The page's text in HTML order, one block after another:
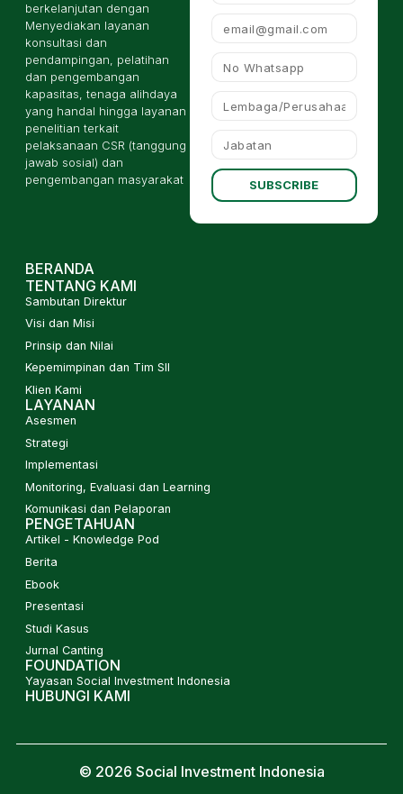
berkelanjutan dengan
Menyediakan layanan
konsultasi dan
pendampingan, pelatihan
dan pengembangan
kapasitas, tenaga alihdaya
yang handal hingga layanan
penelitian terkait
pelaksanaan CSR (tanggung
jawab sosial) dan
pengembangan masyarakat
SUBSCRIBE
BERANDA
TENTANG KAMI
Sambutan Direktur
Visi dan Misi
Prinsip dan Nilai
Kepemimpinan dan Tim SII
Klien Kami
LAYANAN
Asesmen
Strategi
Implementasi
Monitoring, Evaluasi dan Learning
Komunikasi dan Pelaporan
PENGETAHUAN
Artikel - Knowledge Pod
Berita
Ebook
Presentasi
Studi Kasus
Jurnal Canting
FOUNDATION
Yayasan Social Investment Indonesia
HUBUNGI KAMI
© 2026 Social Investment Indonesia